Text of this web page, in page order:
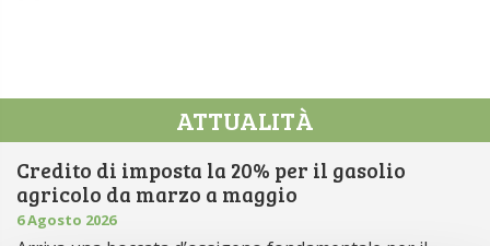
ATTUALITÀ
Credito di imposta la 20% per il gasolio
agricolo da marzo a maggio
6 Agosto 2026